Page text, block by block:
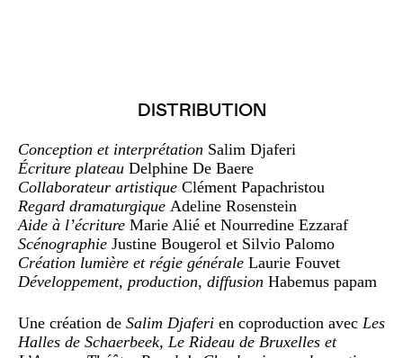
DISTRIBUTION
Conception et interprétation Salim Djaferi
Écriture plateau Delphine De Baere
Collaborateur artistique Clément Papachristou
Regard dramaturgique Adeline Rosenstein
Aide à l’écriture Marie Alié et Nourredine Ezzaraf
Scénographie Justine Bougerol et Silvio Palomo
Création lumière et régie générale Laurie Fouvet
Développement, production, diffusion Habemus papam
Une création de Salim Djaferi en coproduction avec Les
Halles de Schaerbeek, Le Rideau de Bruxelles et